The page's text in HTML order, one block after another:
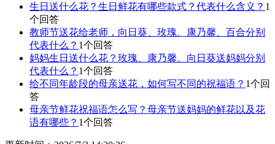
生日送什么花？生日鲜花有哪些款式？代表什么含义？ 1
个回答
教师节送花给老师，向日葵、玫瑰、康乃馨、百合分别
代表什么？ 1个回答
妈妈生日送什么花？玫瑰、康乃馨、向日葵送妈妈分别
代表什么？ 1个回答
给不同年龄段的母亲送花，如何写不同的祝福语？ 1个回
答
母亲节鲜花祝福语怎么写？母亲节送妈妈的鲜花以及花
语有哪些？ 1个回答